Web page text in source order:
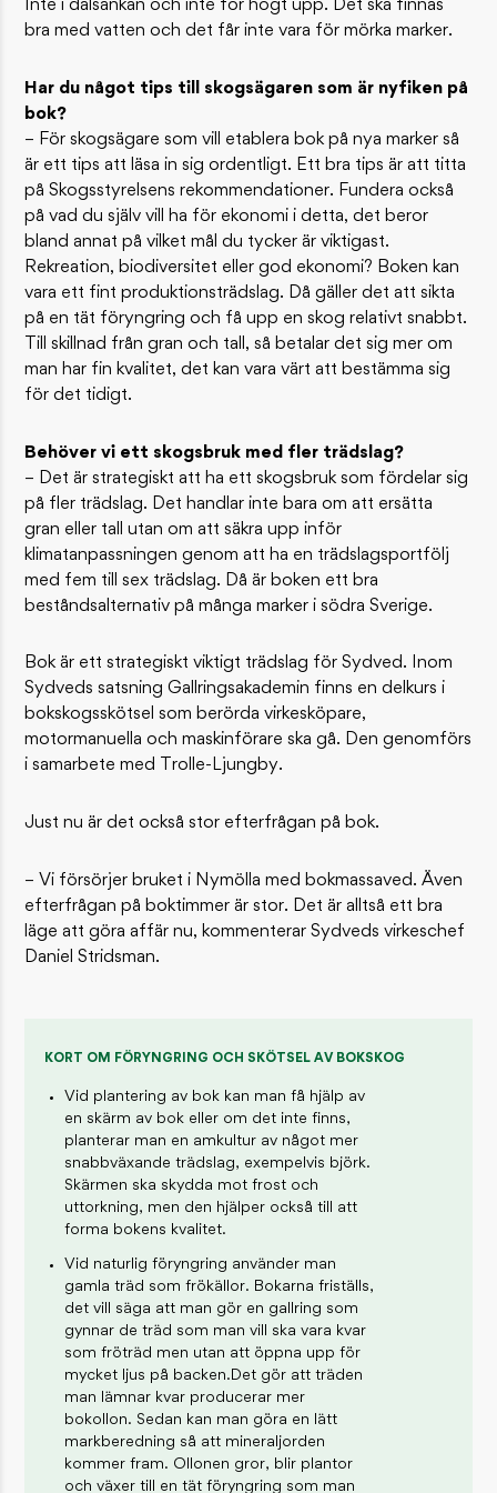
Inte i dalsänkan och inte för högt upp. Det ska finnas
bra med vatten och det får inte vara för mörka marker.
Har du något tips till skogsägaren som är nyfiken på
bok?
– För skogsägare som vill etablera bok på nya marker så
är ett tips att läsa in sig ordentligt. Ett bra tips är att titta
på Skogsstyrelsens rekommendationer. Fundera också
på vad du själv vill ha för ekonomi i detta, det beror
bland annat på vilket mål du tycker är viktigast.
Rekreation, biodiversitet eller god ekonomi? Boken kan
vara ett fint produktionsträdslag. Då gäller det att sikta
på en tät föryngring och få upp en skog relativt snabbt.
Till skillnad från gran och tall, så betalar det sig mer om
man har fin kvalitet, det kan vara värt att bestämma sig
för det tidigt.
Behöver vi ett skogsbruk med fler trädslag?
– Det är strategiskt att ha ett skogsbruk som fördelar sig
på fler trädslag. Det handlar inte bara om att ersätta
gran eller tall utan om att säkra upp inför
klimatanpassningen genom att ha en trädslagsportfölj
med fem till sex trädslag. Då är boken ett bra
beståndsalternativ på många marker i södra Sverige.
Bok är ett strategiskt viktigt trädslag för Sydved. Inom
Sydveds satsning Gallringsakademin finns en delkurs i
bokskogsskötsel som berörda virkesköpare,
motormanuella och maskinförare ska gå. Den genomförs
i samarbete med Trolle-Ljungby.
Just nu är det också stor efterfrågan på bok.
– Vi försörjer bruket i Nymölla med bokmassaved. Även
efterfrågan på boktimmer är stor. Det är alltså ett bra
läge att göra affär nu, kommenterar Sydveds virkeschef
Daniel Stridsman.
KORT OM FÖRYNGRING OCH SKÖTSEL AV BOKSKOG
Vid plantering av bok kan man få hjälp av
en skärm av bok eller om det inte finns,
planterar man en amkultur av något mer
snabbväxande trädslag, exempelvis björk.
Skärmen ska skydda mot frost och
uttorkning, men den hjälper också till att
forma bokens kvalitet.
Vid naturlig föryngring använder man
gamla träd som frökällor. Bokarna friställs,
det vill säga att man gör en gallring som
gynnar de träd som man vill ska vara kvar
som fröträd men utan att öppna upp för
mycket ljus på backen.Det gör att träden
man lämnar kvar producerar mer
bokollon. Sedan kan man göra en lätt
markberedning så att mineraljorden
kommer fram. Ollonen gror, blir plantor
och växer till en tät föryngring som man